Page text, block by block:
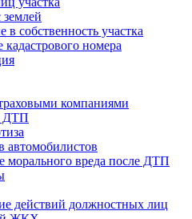
собственность участка
номера
компаниями
ДТП
автомобилистов
морального вреда после ДТП
действий должностных лиц